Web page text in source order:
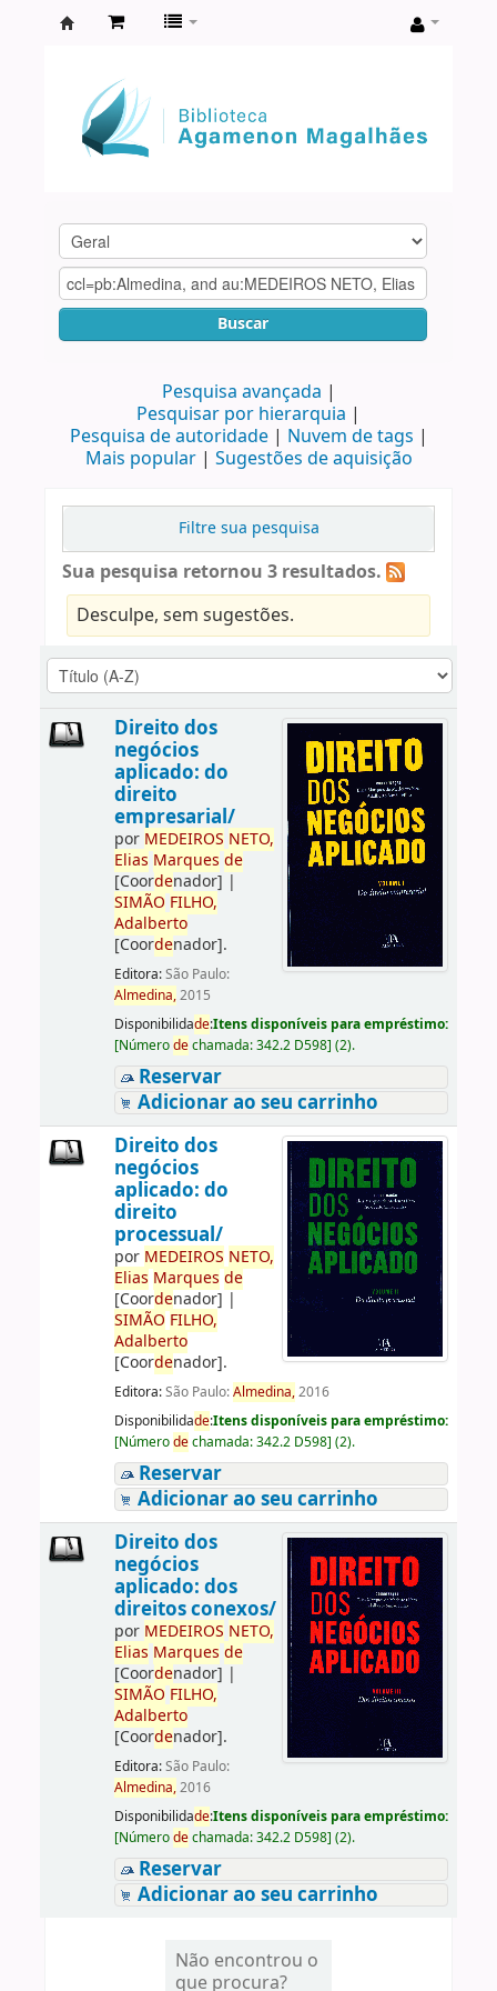
Agamenon
Magalhães
Buscar
Pesquisa avançada
Pesquisar por hierarquia
Pesquisa de autoridade
Nuvem de tags
Mais popular
Sugestões de aquisição
Filtre sua pesquisa
Sua pesquisa retornou 3 resultados.
Desculpe, sem sugestões.
Direito dos
negócios
aplicado: do
direito
empresarial/
por MEDEIROS NETO,
Elias Marques de
[Coordenador] |
SIMÃO FILHO,
Adalberto
[Coordenador].
Editora:São Paulo:
Almedina,2015
Disponibilidade:Itens disponíveis para empréstimo:
[Númerodechamada:342.2 D598] (2).
Reservar
Adicionar ao seu carrinho
Direito dos
negócios
aplicado: do
direito
processual/
por MEDEIROS NETO,
Elias Marques de
[Coordenador] |
SIMÃO FILHO,
Adalberto
[Coordenador].
Editora:São Paulo:Almedina,2016
Disponibilidade:Itens disponíveis para empréstimo:
[Númerodechamada:342.2 D598] (2).
Reservar
Adicionar ao seu carrinho
Direito dos
negócios
aplicado: dos
direitos conexos/
por MEDEIROS NETO,
Elias Marques de
[Coordenador] |
SIMÃO FILHO,
Adalberto
[Coordenador].
Editora:São Paulo:
Almedina,2016
Disponibilidade:Itens disponíveis para empréstimo:
[Númerodechamada:342.2 D598] (2).
Reservar
Adicionar ao seu carrinho
Não encontrou o
que procura?